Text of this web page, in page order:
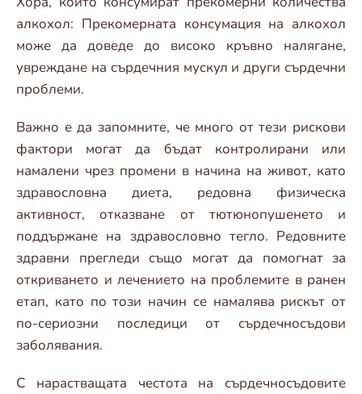
алкохол: Прекомерната консумация на алкохол
може да доведе до високо кръвно налягане,
увреждане на сърдечния мускул и други сърдечни
проблеми.
Важно е да запомните, че много от тези рискови
фактори могат да бъдат контролирани или
намалени чрез промени в начина на живот, като
здравословна диета, редовна физическа
активност, отказване от тютюнопушенето и
поддържане на здравословно тегло. Редовните
здравни прегледи също могат да помогнат за
откриването и лечението на проблемите в ранен
етап, като по този начин се намалява рискът от
по-сериозни последици от сърдечносъдови
заболявания.
С нарастващата честота на сърдечносъдовите